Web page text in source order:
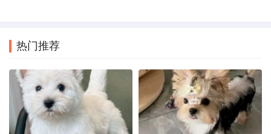
热门推荐